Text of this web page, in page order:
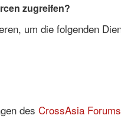
zugreifen?
um die folgenden
des CrossAsia Forums